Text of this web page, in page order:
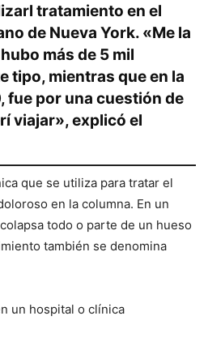
tratamiento en el
de Nueva York. «Me la
más de 5 mil
tipo, mientras que en la
fue por una cuestión de
viajar», explicó el
que se utiliza para tratar el
en la columna. En un
todo o parte de un hueso
también se denomina
un hospital o clínica